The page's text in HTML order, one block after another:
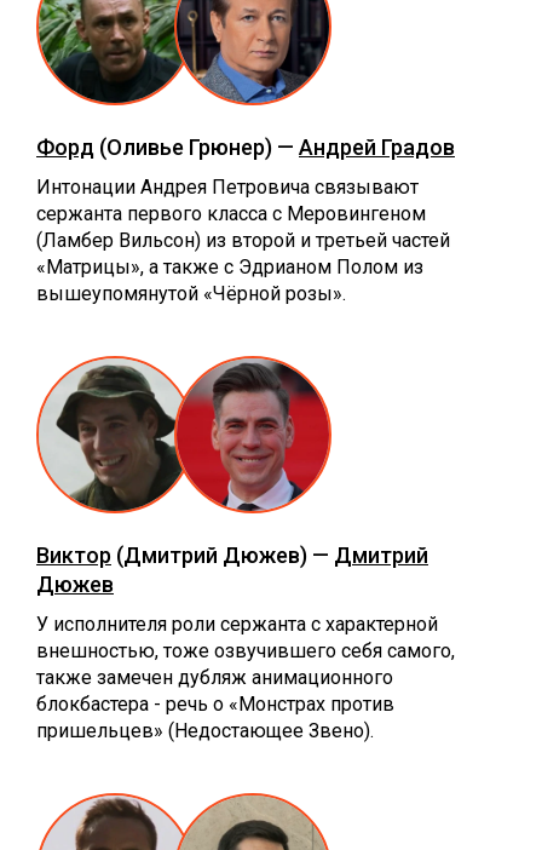
Форд (Оливье Грюнер) — Андрей Градов
Интонации Андрея Петровича связывают
сержанта первого класса с Меровингеном
(Ламбер Вильсон) из второй и третьей частей
«Матрицы», а также с Эдрианом Полом из
вышеупомянутой «Чёрной розы».
Виктор (Дмитрий Дюжев) — Дмитрий
Дюжев
У исполнителя роли сержанта с характерной
внешностью, тоже озвучившего себя самого,
также замечен дубляж анимационного
блокбастера - речь о «Монстрах против
пришельцев» (Недостающее Звено).